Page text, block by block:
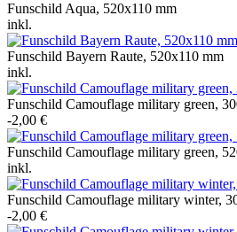
Funschild Aqua, 520x110 mm
inkl.
Funschild Bayern Raute, 520x110 mm
inkl.
Funschild Camouflage military green,
-2,00 €
Funschild Camouflage military green,
inkl.
Funschild Camouflage military winter,
-2,00 €